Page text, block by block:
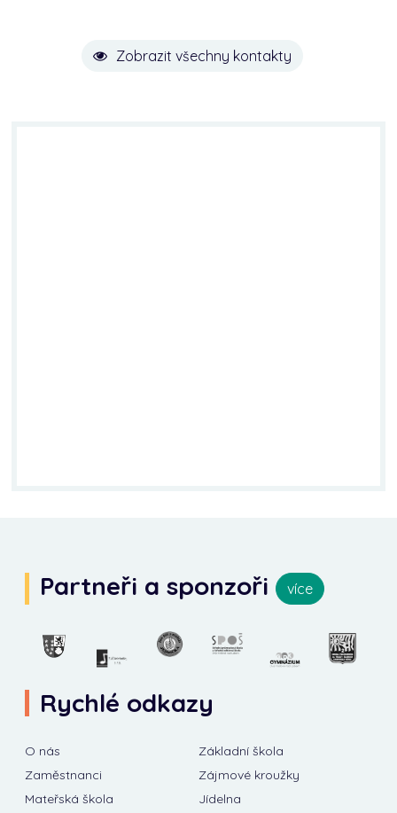
Zobrazit všechny kontakty
Partneři a sponzoři více
Rychlé odkazy
O nás
Základní škola
Zaměstnanci
Zájmové kroužky
Mateřská škola
Jídelna